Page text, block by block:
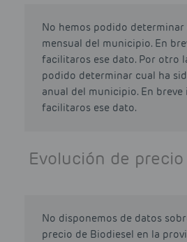
No hemos podido determinar
mensual del municipio. En
facilitaros ese dato. Por otro
podido determinar cual ha
anual del municipio. En
facilitaros ese dato.
Evolución de
No disponemos de datos
precio de Biodiesel en la